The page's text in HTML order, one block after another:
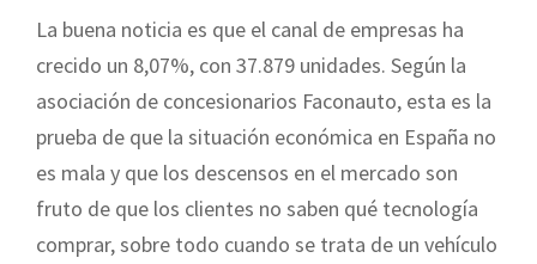
La buena noticia es que el canal de empresas ha
crecido un 8,07%, con 37.879 unidades. Según la
asociación de concesionarios Faconauto, esta es la
prueba de que la situación económica en España no
es mala y que los descensos en el mercado son
fruto de que los clientes no saben qué tecnología
comprar, sobre todo cuando se trata de un vehículo